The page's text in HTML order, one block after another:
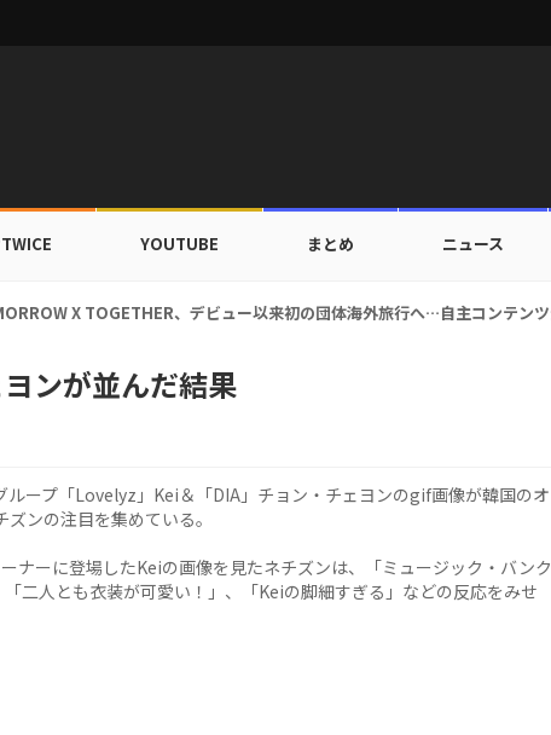
YOUTUBE まとめ ニュース
カリナ、ただ細いだけじゃない…「ゴム人間体重」？極限の減量法とは
ンが並んだ結果
ループ「Lovelyz」Kei＆「DIA」チョン・チェヨンのgif画像が韓国のオ
ンの注目を集めている。
ナーに登場したKeiの画像を見たネチズンは、「ミュージック・バンク
二人とも衣装が可愛い！」、「Keiの脚細すぎる」などの反応をみせ